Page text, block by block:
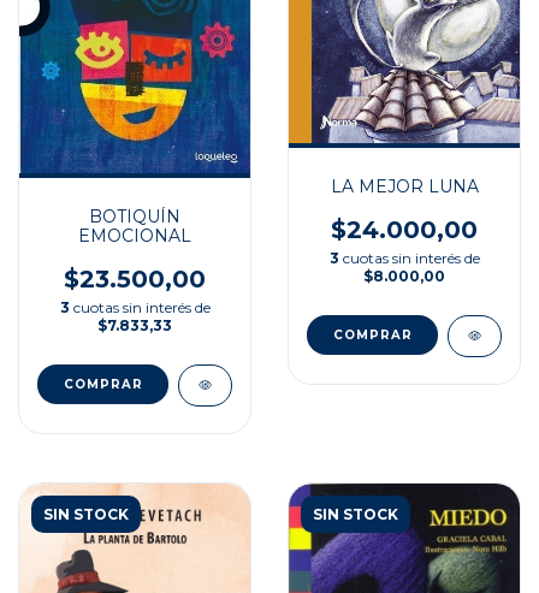
BOTIQUÍN
EMOCIONAL
$23.500,00
3 cuotas sin interés de
$7.833,33
LA MEJOR LUNA
$24.000,00
3 cuotas sin interés de
$8.000,00
SIN STOCK SIN STOCK